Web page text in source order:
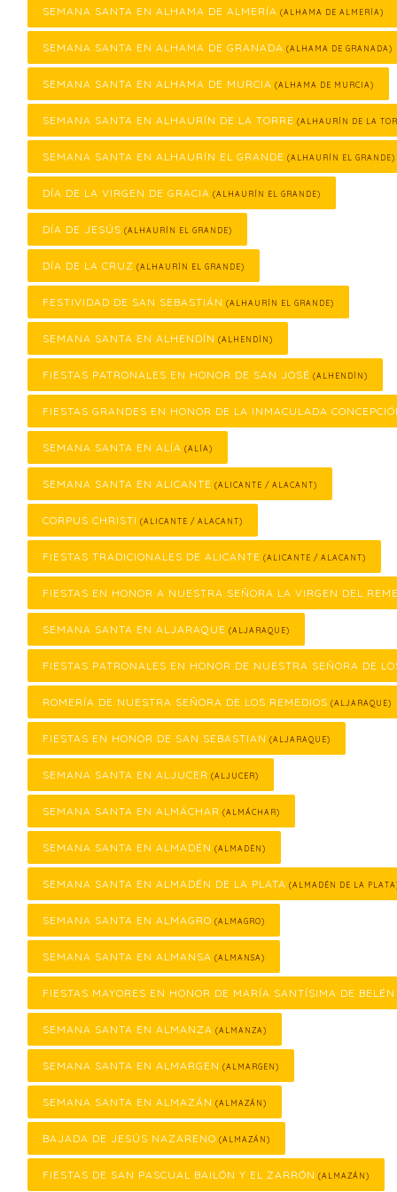
SEMANA SANTA EN ALHAMA DE ALMERÍA (ALHAMA DE ALMERÍA)
SEMANA SANTA EN ALHAMA DE GRANADA (ALHAMA DE GRANADA)
SEMANA SANTA EN ALHAMA DE MURCIA (ALHAMA DE MURCIA)
SEMANA SANTA EN ALHAURÍN DE LA TORRE (ALHAURÍN DE LA
SEMANA SANTA EN ALHAURÍN EL GRANDE (ALHAURÍN EL GRANDE)
DÍA DE LA VIRGEN DE GRACIA (ALHAURÍN EL GRANDE)
DÍA DE JESÚS (ALHAURÍN EL GRANDE)
DÍA DE LA CRUZ (ALHAURÍN EL GRANDE)
FESTIVIDAD DE SAN SEBASTIÁN (ALHAURÍN EL GRANDE)
SEMANA SANTA EN ALHENDÍN (ALHENDÍN)
FIESTAS PATRONALES EN HONOR DE SAN JOSÉ (ALHENDÍN)
FIESTAS GRANDES EN HONOR DE LA INMACULADA
SEMANA SANTA EN ALÍA (ALÍA)
SEMANA SANTA EN ALICANTE (ALICANTE / ALACANT)
CORPUS CHRISTI (ALICANTE / ALACANT)
FIESTAS TRADICIONALES DE ALICANTE (ALICANTE / ALACANT)
FIESTAS EN HONOR A NUESTRA SEÑORA LA VIRGEN DEL
SEMANA SANTA EN ALJARAQUE (ALJARAQUE)
FIESTAS PATRONALES EN HONOR DE NUESTRA SEÑORA DE
ROMERÍA DE NUESTRA SEÑORA DE LOS REMEDIOS (ALJARAQUE)
FIESTAS EN HONOR DE SAN SEBASTIAN (ALJARAQUE)
SEMANA SANTA EN ALJUCER (ALJUCER)
SEMANA SANTA EN ALMÁCHAR (ALMÁCHAR)
SEMANA SANTA EN ALMADÉN (ALMADÉN)
SEMANA SANTA EN ALMADÉN DE LA PLATA (ALMADÉN DE LA
SEMANA SANTA EN ALMAGRO (ALMAGRO)
SEMANA SANTA EN ALMANSA (ALMANSA)
FIESTAS MAYORES EN HONOR DE MARÍA SANTÍSIMA DE BELÉN
SEMANA SANTA EN ALMANZA (ALMANZA)
SEMANA SANTA EN ALMARGEN (ALMARGEN)
SEMANA SANTA EN ALMAZÁN (ALMAZÁN)
BAJADA DE JESÚS NAZARENO (ALMAZÁN)
FIESTAS DE SAN PASCUAL BAILÓN Y EL ZARRÓN (ALMAZÁN)